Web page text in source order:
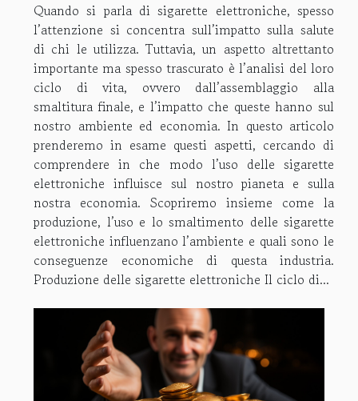
Quando si parla di sigarette elettroniche, spesso
l’attenzione si concentra sull’impatto sulla salute
di chi le utilizza. Tuttavia, un aspetto altrettanto
importante ma spesso trascurato è l’analisi del loro
ciclo di vita, ovvero dall’assemblaggio alla
smaltitura finale, e l’impatto che queste hanno sul
nostro ambiente ed economia. In questo articolo
prenderemo in esame questi aspetti, cercando di
comprendere in che modo l’uso delle sigarette
elettroniche influisce sul nostro pianeta e sulla
nostra economia. Scopriremo insieme come la
produzione, l’uso e lo smaltimento delle sigarette
elettroniche influenzano l’ambiente e quali sono le
conseguenze economiche di questa industria.
Produzione delle sigarette elettroniche Il ciclo di...